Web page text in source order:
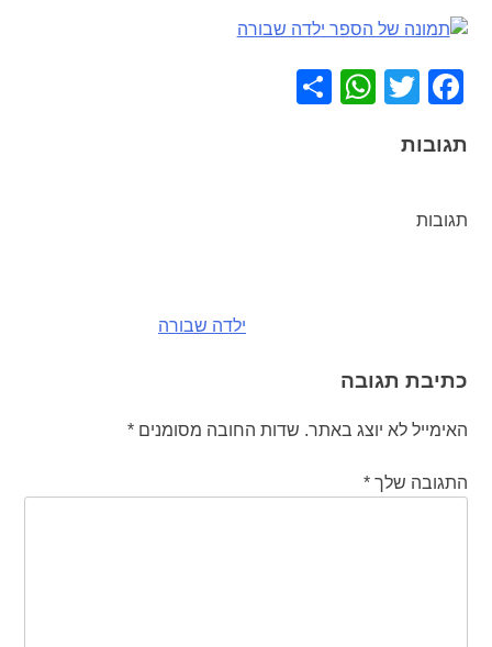
Facebook
Twitter
WhatsApp
תגובות
תגובות
ילדה שבורה
כתיבת תגובה
האימייל לא יוצג באתר. שדות החובה מסומנים*
התגובה שלך*